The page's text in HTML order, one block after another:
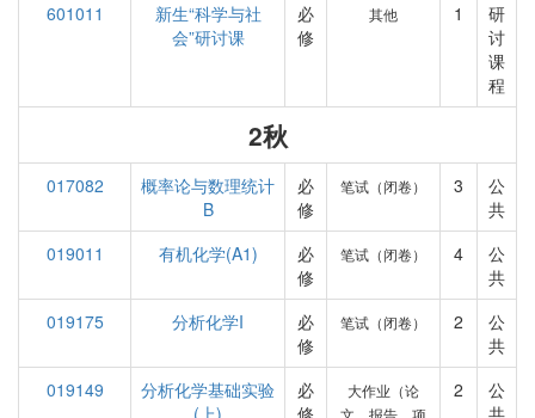
601011
新生“科学与社
会”研讨课
必
修
其他 1
研
讨
课
程
2秋
017082
概率论与数理统计
B
必
修
笔试（闭卷） 3
公
共
019011
有机化学(A1)
必
修
笔试（闭卷） 4
公
共
019175
分析化学I
必
修
笔试（闭卷） 2
公
共
019149
分析化学基础实验
(上)
必
修
大作业（论
文、报告、项
2
公
共